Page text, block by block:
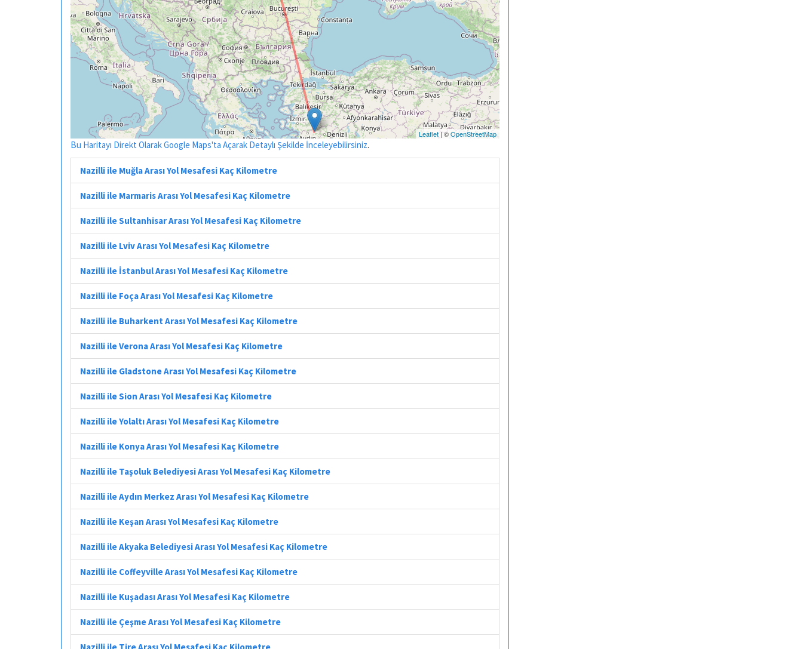
Leaflet | ©OpenStreetMap
Bu Haritayı Direkt Olarak Google Maps'ta Açarak Detaylı Şekilde İnceleyebilirsiniz.
Nazilli ile Muğla Arası Yol Mesafesi Kaç Kilometre
Nazilli ile Marmaris Arası Yol Mesafesi Kaç Kilometre
Nazilli ile Sultanhisar Arası Yol Mesafesi Kaç Kilometre
Nazilli ile Lviv Arası Yol Mesafesi Kaç Kilometre
Nazilli ile İstanbul Arası Yol Mesafesi Kaç Kilometre
Nazilli ile Foça Arası Yol Mesafesi Kaç Kilometre
Nazilli ile Buharkent Arası Yol Mesafesi Kaç Kilometre
Nazilli ile Verona Arası Yol Mesafesi Kaç Kilometre
Nazilli ile Gladstone Arası Yol Mesafesi Kaç Kilometre
Nazilli ile Sion Arası Yol Mesafesi Kaç Kilometre
Nazilli ile Yolaltı Arası Yol Mesafesi Kaç Kilometre
Nazilli ile Konya Arası Yol Mesafesi Kaç Kilometre
Nazilli ile Taşoluk Belediyesi Arası Yol Mesafesi Kaç Kilometre
Nazilli ile Aydın Merkez Arası Yol Mesafesi Kaç Kilometre
Nazilli ile Keşan Arası Yol Mesafesi Kaç Kilometre
Nazilli ile Akyaka Belediyesi Arası Yol Mesafesi Kaç Kilometre
Nazilli ile Coffeyville Arası Yol Mesafesi Kaç Kilometre
Nazilli ile Kuşadası Arası Yol Mesafesi Kaç Kilometre
Nazilli ile Çeşme Arası Yol Mesafesi Kaç Kilometre
Nazilli ile Tire Arası Yol Mesafesi Kaç Kilometre